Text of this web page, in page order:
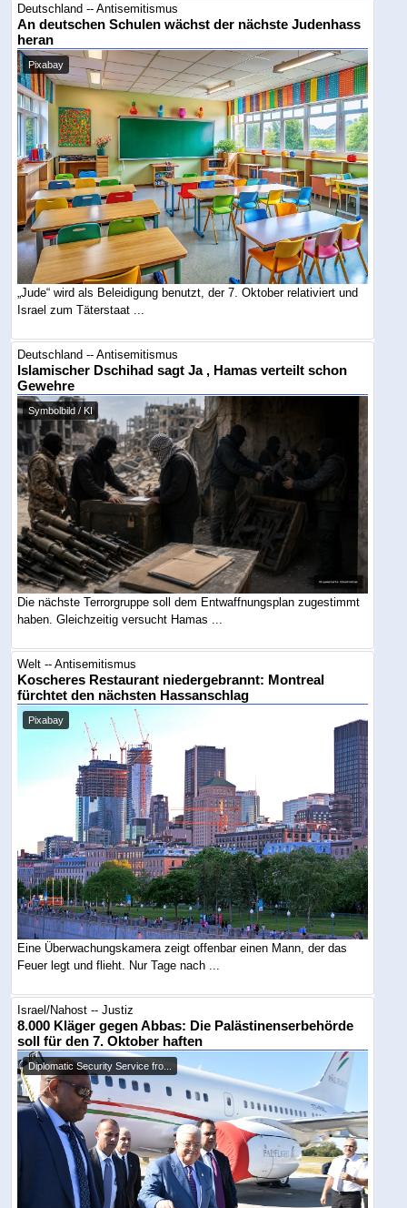
Deutschland -- Antisemitismus
An deutschen Schulen wächst der nächste Judenhass
heran
Pixabay
„Jude“ wird als Beleidigung benutzt, der 7. Oktober relativiert und
Israel zum Täterstaat ...
Deutschland -- Antisemitismus
Islamischer Dschihad sagt Ja , Hamas verteilt schon
Gewehre
Symbolbild / KI
Die nächste Terrorgruppe soll dem Entwaffnungsplan zugestimmt
haben. Gleichzeitig versucht Hamas ...
Welt -- Antisemitismus
Koscheres Restaurant niedergebrannt: Montreal
fürchtet den nächsten Hassanschlag
Pixabay
Eine Überwachungskamera zeigt offenbar einen Mann, der das
Feuer legt und flieht. Nur Tage nach ...
Israel/Nahost -- Justiz
8.000 Kläger gegen Abbas: Die Palästinenserbehörde
soll für den 7. Oktober haften
Diplomatic Security Service fro...